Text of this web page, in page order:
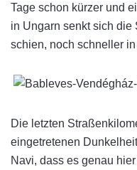
Tage schon kürzer und
in Ungarn senkt sich
schien, noch schneller
Die letzten
eingetretenen
Navi, dass es genau